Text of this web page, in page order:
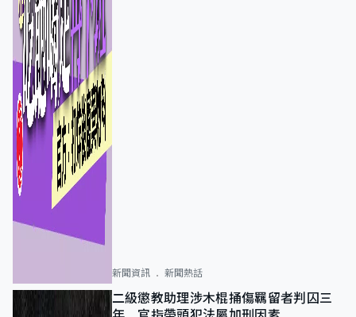
新聞資訊 新聞熱話
二級懲教助理涉木棍捅傷羈留者判囚三